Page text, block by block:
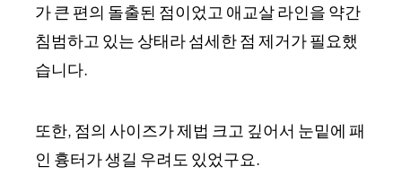
가 큰 편의 돌출된 점이었고 애교살 라인을 약간
침범하고 있는 상태라 섬세한 점 제거가 필요했
습니다.
또한, 점의 사이즈가 제법 크고 깊어서 눈밑에 패
인 흉터가 생길 우려도 있었구요.